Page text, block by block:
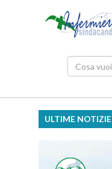
ULTIME NOTIZIE